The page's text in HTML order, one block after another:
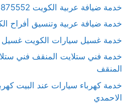
خدمة ضيافة عربية الكويت 66875552 خدمة فورية
خدمة ضيافة عربية وتنسيق أفراح
خدمة غسيل سيارات الكويت غسيل
خدمة فني ستلايت المنقف فني
المنقف
خدمة كهرباء سيارات عند البيت
الاحمدي